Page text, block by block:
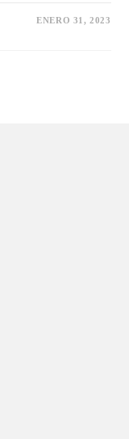
ENERO 31, 2023